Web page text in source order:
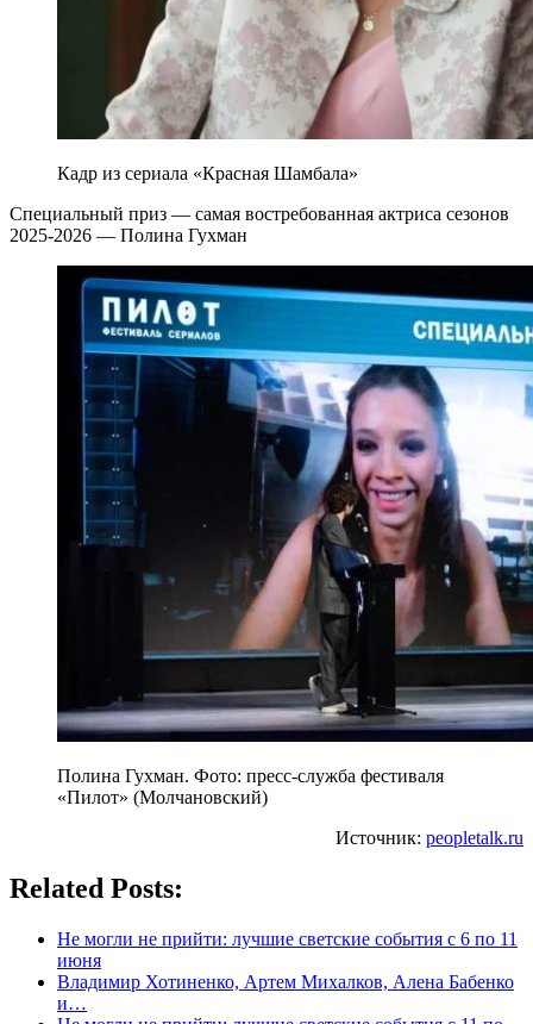
Кадр из сериала «Красная Шамбала»
Специальный приз — самая востребованная актриса сезонов
2025-2026 — Полина Гухман
Полина Гухман. Фото: пресс-служба фестиваля
«Пилот» (Молчановский)
Источник: peopletalk.ru
Related Posts:
Не могли не прийти: лучшие светские события с 6 по 11
июня
Владимир Хотиненко, Артем Михалков, Алена Бабенко
и…